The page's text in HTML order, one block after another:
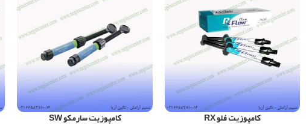
کامپوزیت فلو RX
کامپوزیت سارمکو SW